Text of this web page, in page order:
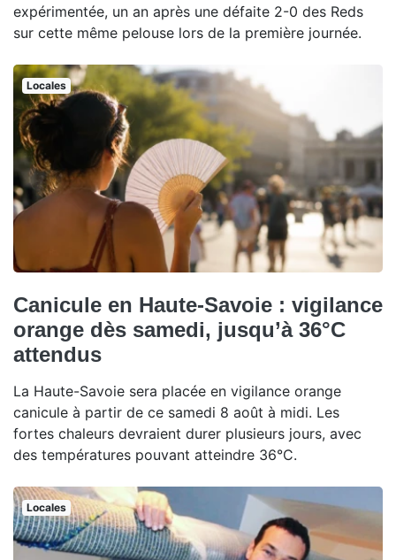
expérimentée, un an après une défaite 2-0 des Reds
sur cette même pelouse lors de la première journée.
Locales
Canicule en Haute-Savoie : vigilance
orange dès samedi, jusqu’à 36°C
attendus
La Haute-Savoie sera placée en vigilance orange
canicule à partir de ce samedi 8 août à midi. Les
fortes chaleurs devraient durer plusieurs jours, avec
des températures pouvant atteindre 36°C.
Locales